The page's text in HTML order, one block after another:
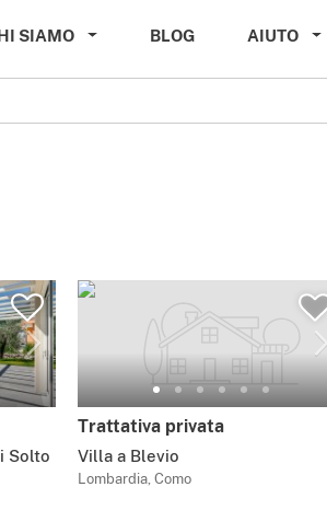
SIAMO BLOG AIUTO
Solto
Trattativa privata
Villa a Blevio
Lombardia, Como